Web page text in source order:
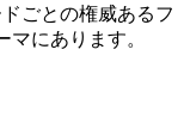
ごとの権威あるフ
マにあります。